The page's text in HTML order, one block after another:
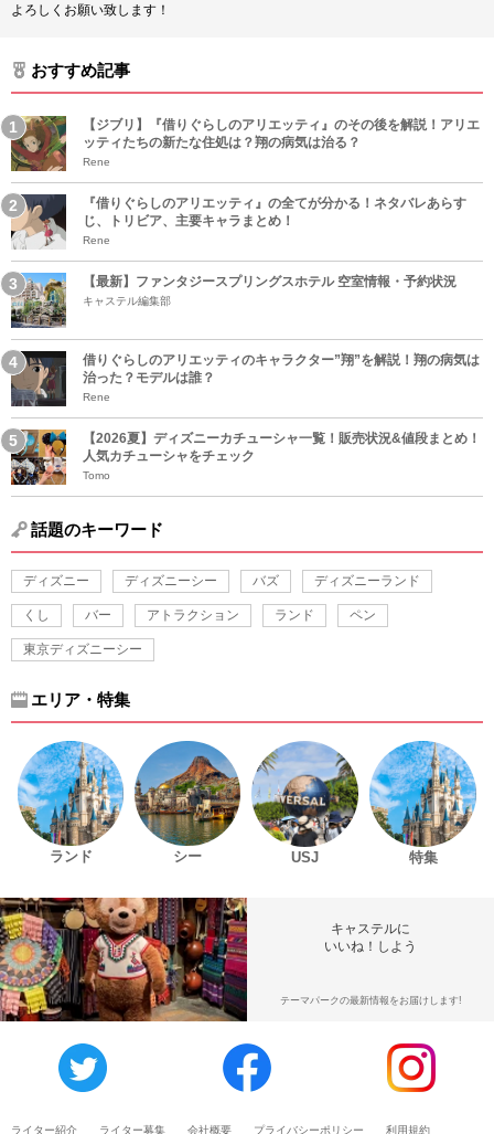
よろしくお願い致します！
おすすめ記事
【ジブリ】『借りぐらしのアリエッティ』のその後を解説！アリエ
ッティたちの新たな住処は？翔の病気は治る？
Rene
『借りぐらしのアリエッティ』の全てが分かる！ネタバレあらす
じ、トリビア、主要キャラまとめ！
Rene
【最新】ファンタジースプリングスホテル 空室情報・予約状況
キャステル編集部
借りぐらしのアリエッティのキャラクター”翔”を解説！翔の病気は
治った？モデルは誰？
Rene
【2026夏】ディズニーカチューシャ一覧！販売状況&値段まとめ！
人気カチューシャをチェック
Tomo
話題のキーワード
ディズニー ディズニーシー バズ ディズニーランド
くし バー アトラクション ランド ペン
東京ディズニーシー
エリア・特集
ランド シー USJ 特集
キャステルに
いいね！しよう
テーマパークの最新情報をお届けします!
ライター紹介 ライター募集 会社概要 プライバシーポリシー 利用規約